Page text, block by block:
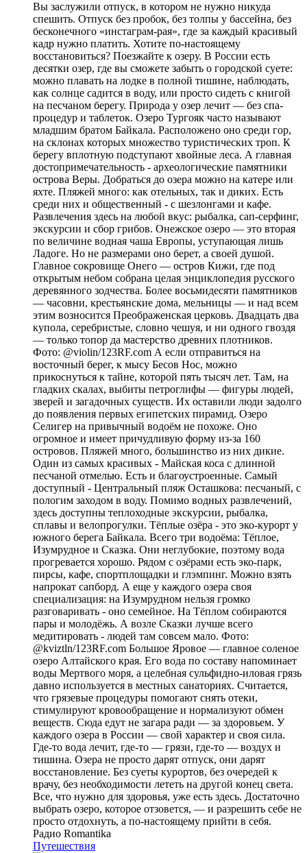
Вы заслужили отпуск, в котором не нужно никуда
спешить. Отпуск без пробок, без толпы у бассейна, без
бесконечного «инстаграм-рая», где за каждый красивый
кадр нужно платить. Хотите по-настоящему
восстановиться? Поезжайте к озеру. В России есть
десятки озер, где вы сможете забыть о городской суете:
можно плавать на лодке в полной тишине, наблюдать,
как солнце садится в воду, или просто сидеть с книгой
на песчаном берегу. Природа у озер лечит — без спа-
процедур и таблеток. Озеро Тургояк часто называют
младшим братом Байкала. Расположено оно среди гор,
на склонах которых множество туристических троп. К
берегу вплотную подступают хвойные леса. А главная
достопримечательность - археологические памятники
острова Веры. Добраться до озера можно на катере или
яхте. Пляжей много: как отельных, так и диких. Есть
среди них и общественный - с шезлонгами и кафе.
Развлечения здесь на любой вкус: рыбалка, сап-серфинг,
экскурсии и сбор грибов. Онежское озеро — это вторая
по величине водная чаша Европы, уступающая лишь
Ладоге. Но не размерами оно берет, а своей душой.
Главное сокровище Онего — остров Кижи, где под
открытым небом собрана целая энциклопедия русского
деревянного зодчества. Более восьмидесяти памятников
— часовни, крестьянские дома, мельницы — и над всем
этим возносится Преображенская церковь. Двадцать два
купола, серебристые, словно чешуя, и ни одного гвоздя
— только топор да мастерство древних плотников.
Фото: @violin/123RF.com А если отправиться на
восточный берег, к мысу Бесов Нос, можно
прикоснуться к тайне, которой пять тысяч лет. Там, на
гладких скалах, выбиты петроглифы — фигуры людей,
зверей и загадочных существ. Их оставили люди задолго
до появления первых египетских пирамид. Озеро
Селигер на привычный водоём не похоже. Оно
огромное и имеет причудливую форму из-за 160
островов. Пляжей много, большинство из них дикие.
Один из самых красивых - Майская коса с длинной
песчаной отмелью. Есть и благоустроенные. Самый
доступный - Центральный пляж Осташкова: песчаный, с
пологим заходом в воду. Помимо водных развлечений,
здесь доступны теплоходные экскурсии, рыбалка,
сплавы и велопрогулки. Тёплые озёра - это эко-курорт у
южного берега Байкала. Всего три водоёма: Тёплое,
Изумрудное и Сказка. Они неглубокие, поэтому вода
прогревается хорошо. Рядом с озёрами есть эко-парк,
пирсы, кафе, спортплощадки и глэмпинг. Можно взять
напрокат сапборд. А еще у каждого озера своя
специализация: на Изумрудном нельзя громко
разговаривать - оно семейное. На Тёплом собираются
пары и молодёжь. А возле Сказки лучше всего
медитировать - людей там совсем мало. Фото:
@kviztln/123RF.com Большое Яровое — главное соленое
озеро Алтайского края. Его вода по составу напоминает
воды Мертвого моря, а целебная сульфидно-иловая грязь
давно используется в местных санаториях. Считается,
что грязевые процедуры помогают снять отеки,
стимулируют кровообращение и нормализуют обмен
веществ. Сюда едут не загара ради — за здоровьем. У
каждого озера в России — свой характер и своя сила.
Где-то вода лечит, где-то — грязи, где-то — воздух и
тишина. Озера не просто дарят отпуск, они дарят
восстановление. Без суеты курортов, без очередей к
врачу, без необходимости лететь на другой конец света.
Все, что нужно для здоровья, уже есть здесь. Достаточно
выбрать озеро, которое отзовется, — и разрешить себе не
просто отдохнуть, а по-настоящему прийти в себя.
Радио Romantika
Путешествия